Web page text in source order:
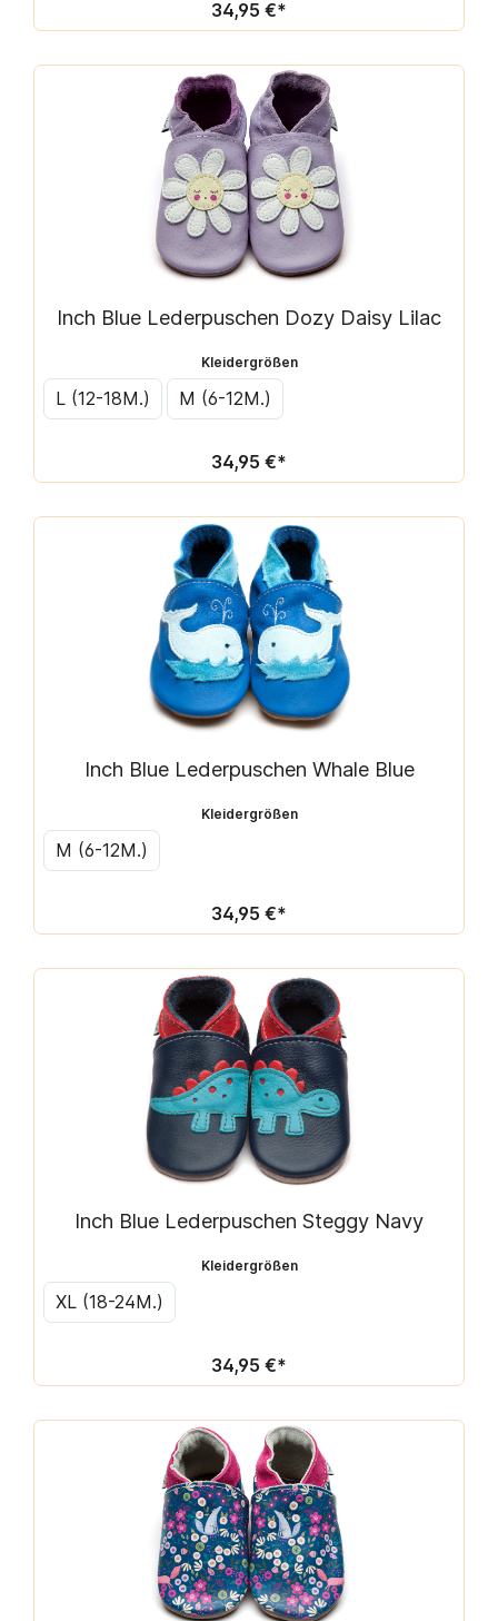
34,95 €*
Inch Blue Lederpuschen Dozy Daisy Lilac
Kleidergrößen
L (12-18M.) M (6-12M.)
34,95 €*
Inch Blue Lederpuschen Whale Blue
Kleidergrößen
M (6-12M.)
34,95 €*
Inch Blue Lederpuschen Steggy Navy
Kleidergrößen
XL (18-24M.)
34,95 €*